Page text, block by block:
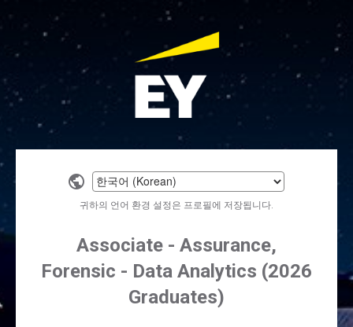
Select
language
귀하의 언어 환경 설정은 프로필에 저장됩니다.
Associate - Assurance,
Forensic - Data Analytics (2026
Graduates)